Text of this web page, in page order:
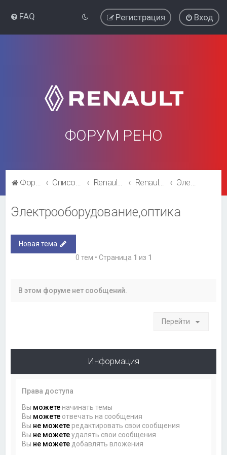
FAQ Вход
Регистрация
ФОРУМ РЕНО
Форум Рено Список форумов Renault Kaptur Renault Kaptur Электрооборудование,оптика
Электрооборудование,оптика
Новая тема
0 тем • Страница 1 из 1
В этом форуме нет сообщений.
Перейти
Информация
Права доступа
Вы можете начинать темы
Вы можете отвечать на сообщения
Вы не можете редактировать свои сообщения
Вы не можетеудалять свои сообщения
Вы не можете добавлять вложения